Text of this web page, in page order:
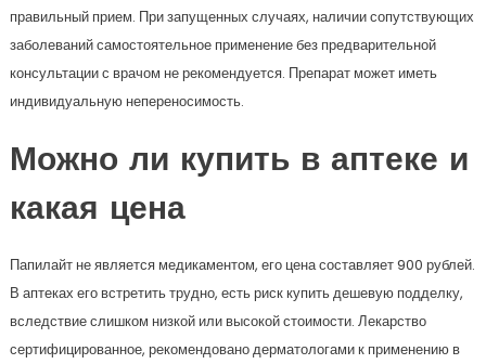
правильный прием. При запущенных случаях, наличии сопутствующих
заболеваний самостоятельное применение без предварительной
консультации с врачом не рекомендуется. Препарат может иметь
индивидуальную непереносимость.
Можно ли купить в аптеке и
какая цена
Папилайт не является медикаментом, его цена составляет 900 рублей.
В аптеках его встретить трудно, есть риск купить дешевую подделку,
вследствие слишком низкой или высокой стоимости. Лекарство
сертифицированное, рекомендовано дерматологами к применению в